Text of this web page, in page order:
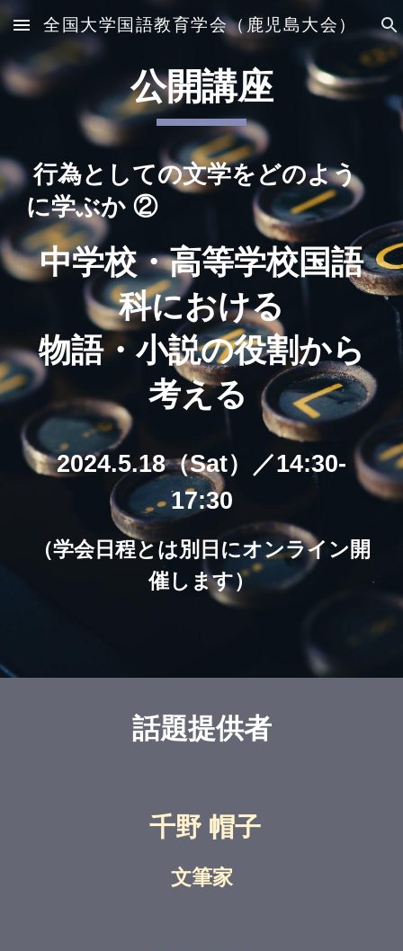
Skip to main content Skip to navigation
全国大学国語教育学会（鹿児島大会）
公開講座
行為としての文学をどのよう
に学ぶか ②
中学校・高等学校国語
科における
物語・小説の役割から
考える
2024.5.18（Sat）／14:30-
17:30
（学会日程とは別日にオンライン開
催します）
話題提供者
千野 帽子
文筆家